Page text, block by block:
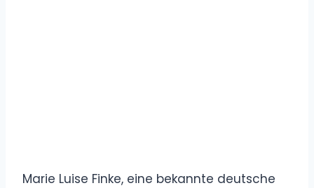
Marie Luise Finke, eine bekannte deutsche